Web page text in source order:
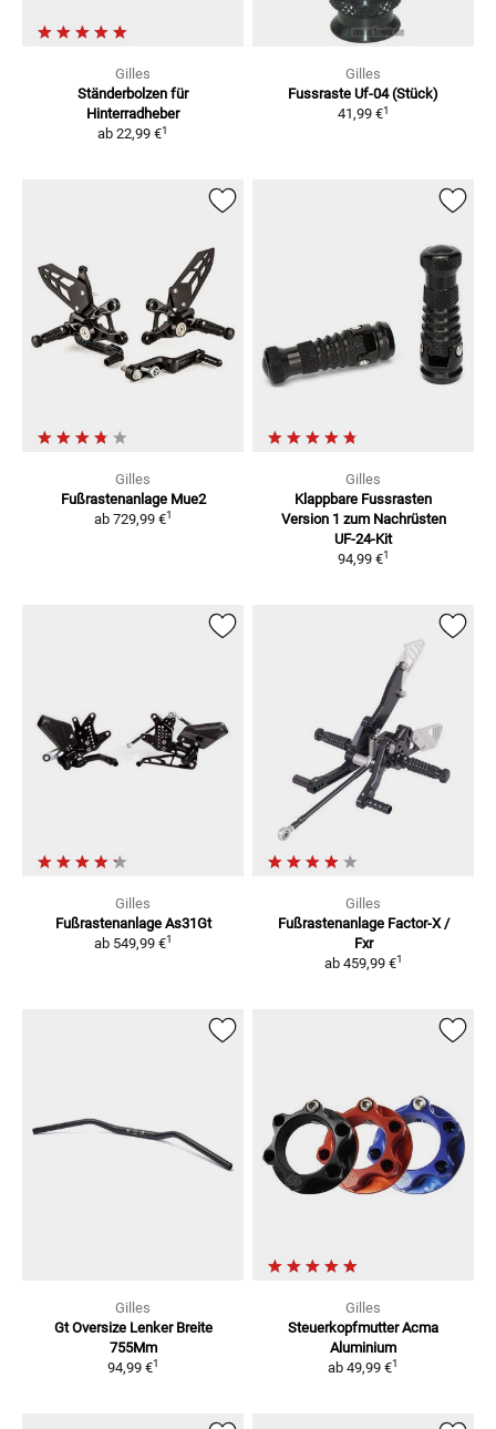
Gilles
Ständerbolzen für
Hinterradheber
ab 22,99 €1
Gilles
Fussraste Uf-04 (Stück)
41,99 €1
Gilles
Fußrastenanlage Mue2
ab 729,99 €1
Gilles
Klappbare Fussrasten
Version 1 zum Nachrüsten
UF-24-Kit
94,99 €1
Gilles
Fußrastenanlage As31Gt
ab 549,99 €1
Gilles
Fußrastenanlage Factor-X /
Fxr
ab 459,99 €1
Gilles
Gt Oversize Lenker Breite
755Mm
94,99 €1
Gilles
Steuerkopfmutter Acma
Aluminium
ab 49,99 €1